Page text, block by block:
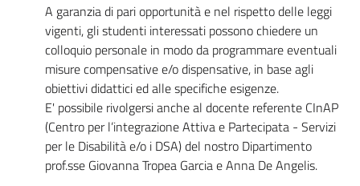
A garanzia di pari opportunità e nel rispetto delle leggi
vigenti, gli studenti interessati possono chiedere un
colloquio personale in modo da programmare eventuali
misure compensative e/o dispensative, in base agli
obiettivi didattici ed alle specifiche esigenze.
E' possibile rivolgersi anche al docente referente CInAP
(Centro per l’integrazione Attiva e Partecipata - Servizi
per le Disabilità e/o i DSA) del nostro Dipartimento
prof.sse Giovanna Tropea Garcia e Anna De Angelis.